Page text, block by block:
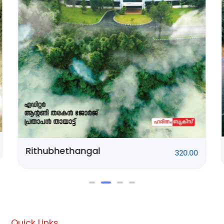
Ponnani Kissa 250.00